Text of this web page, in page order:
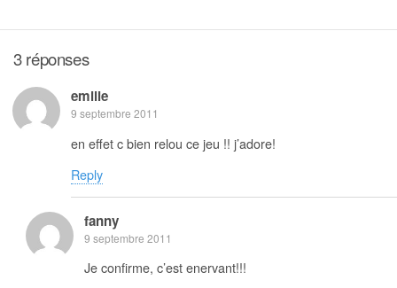
3 réponses
emilie
9 septembre 2011
en effet c bien relou ce jeu !! j’adore!
Reply
fanny
9 septembre 2011
Je confirme, c’est enervant!!!